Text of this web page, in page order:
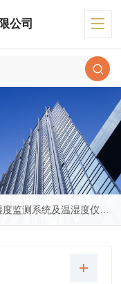
公司
监测系统及温湿度仪表